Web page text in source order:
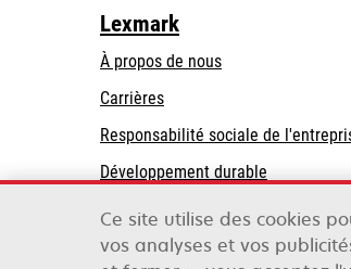
Lexmark
À propos de nous
Carrières
s’ouvre
dans
un
nouvel
onglet
Responsabilité sociale de
Développement durable
Partenaires Lexmark
Ce site utilise des cookies
vos analyses et vos